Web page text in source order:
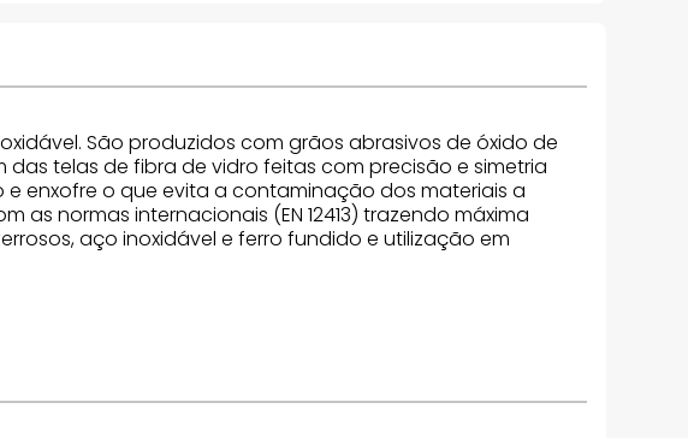
São produzidos com grãos abrasivos de óxido de
telas de fibra de vidro feitas com precisão e simetria
enxofre o que evita a contaminação dos materiais a
normas internacionais (EN 12413) trazendo máxima
aço inoxidável e ferro fundido e utilização em